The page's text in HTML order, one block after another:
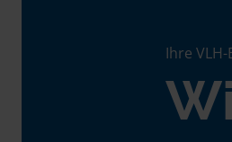
Ihre